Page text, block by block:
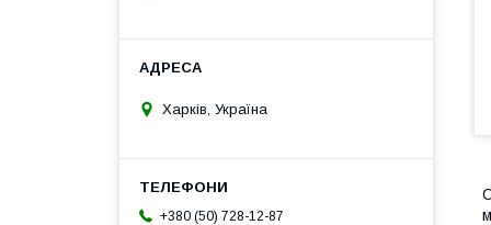
Харків, Україна
+380 (50) 728-12-87